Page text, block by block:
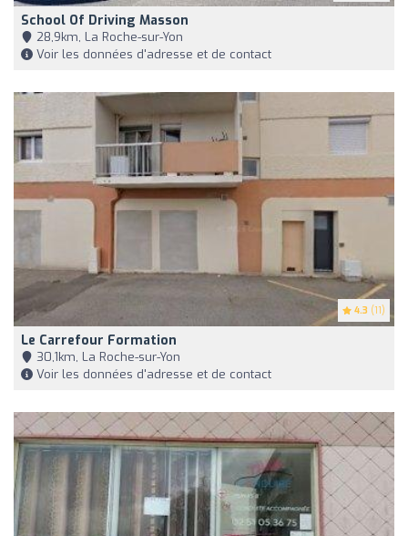
School Of Driving Masson
28,9km, La Roche-sur-Yon
Voir les données d'adresse et de contact
4.3 (11)
Le Carrefour Formation
30,1km, La Roche-sur-Yon
Voir les données d'adresse et de contact